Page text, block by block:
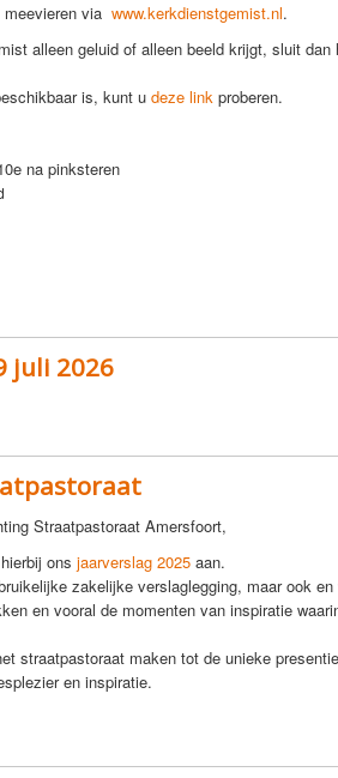
meevieren viawww.kerkdienstgemist.nl.
alleen geluid of alleen beeld krijgt, sluit
is, kunt udeze link proberen.
na pinksteren
juli 2026
Straatpastoraat Amersfoort,
onsjaarverslag 2025aan.
zakelijke verslaglegging, maar ook
en vooral de momenten van inspiratie
straatpastoraat maken tot de unieke
en inspiratie.